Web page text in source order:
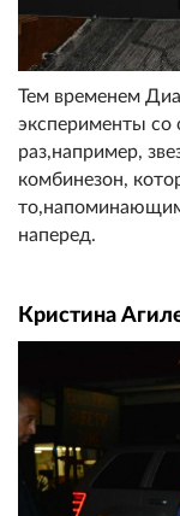
Тем временем
эксперименты со
раз,например,
комбинезон,
наперед.
Кристина